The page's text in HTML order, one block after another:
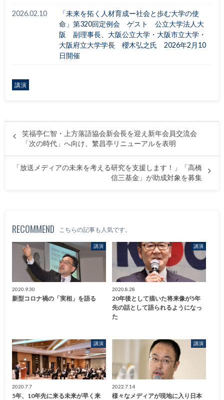
2026.02.10
「未来を拓く人材育成ー社会と歩む大学の使
命」第320回定例会 ゲスト 公立大学法人大
阪 副理事長、大阪公立大学・大阪市立大学・
大阪府立大学学長 櫻木弘之氏 2026年2月10
日開催
講演
笑福亭仁智・上方落語協会新会長を迎え新年会員交流会
「次の時代」へ向け、繁昌亭リニューアルを表明
「放送メディアの未来を考える研究を支援します！」「高橋
信三基金」が助成対象を募集
RECOMMEND こちらの記事も人気です。
講演
2020.9.30
新型コロナ禍の「実相」を語る
講演
2020.8.28
20年後として描いた将来像が5年
先の話として語られるようになっ
た
講演
2020.7.7
5年、10年先に来る未来が早く来
講演
2022.7.14
様々なメディアが現地に入り日本